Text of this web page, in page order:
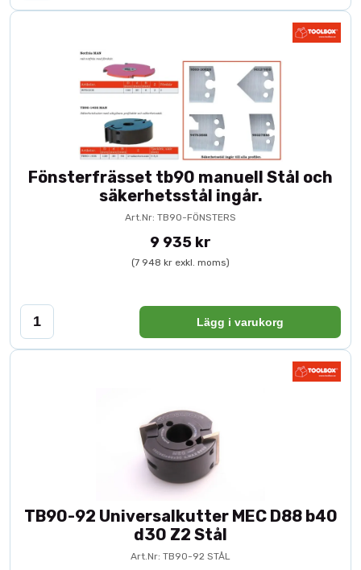
Fönsterfrässet tb90 manuell Stål och
säkerhetsstål ingår.
Art.Nr: TB90-FÖNSTERS
9 935 kr
(7 948 kr exkl. moms)
Lägg i varukorg
TB90-92 Universalkutter MEC D88 b40
d30 Z2 Stål
Art.Nr: TB90-92 STÅL